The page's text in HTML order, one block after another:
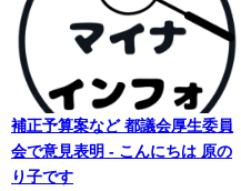
補正予算案など 都議会厚生委員
会で意見表明 - こんにちは 原の
り子です